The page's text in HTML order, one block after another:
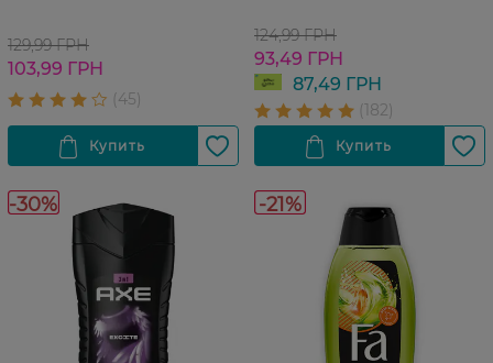
129,99 ГРН
103,99 ГРН
124,99 ГРН
93,49 ГРН
87,49 ГРН
-30% -21%